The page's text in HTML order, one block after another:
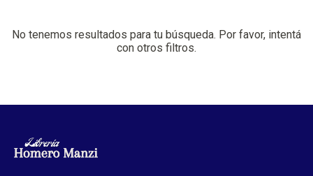
No tenemos resultados para tu búsqueda. Por favor, intentá
con otros filtros.